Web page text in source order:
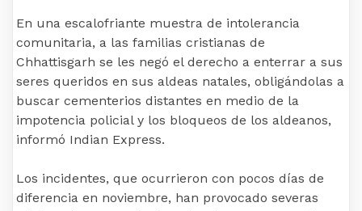
En una escalofriante muestra de intolerancia
comunitaria, a las familias cristianas de
Chhattisgarh se les negó el derecho a enterrar a sus
seres queridos en sus aldeas natales, obligándolas a
buscar cementerios distantes en medio de la
impotencia policial y los bloqueos de los aldeanos,
informó Indian Express.
Los incidentes, que ocurrieron con pocos días de
diferencia en noviembre, han provocado severas